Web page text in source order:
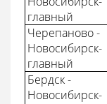
главный
Черепаново -
Новосибирск-
главный
Бердск -
Новосибирск-